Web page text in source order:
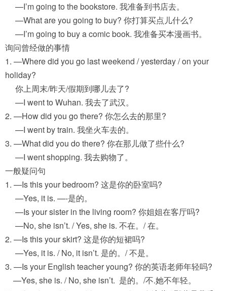
—I’m going to the bookstore. 我准备到书店去。
—What are you going to buy? 你打算买点儿什么?
—I’m going to buy a comic book. 我准备买本漫画书。
询问曾经做的事情
1. —Where did you go last weekend / yesterday / on your
holiday?
你上周末/昨天/假期到哪儿去了?
—I went to Wuhan. 我去了武汉。
2. —How did you go there? 你怎么去的那里?
—I went by train. 我坐火车去的。
3. —What did you do there? 你在那儿做了些什么?
—I went shopping. 我去购物了。
一般疑问句
1. —Is this your bedroom? 这是你的卧室吗?
—Yes, it is. —-是的。
—Is your sister in the living room? 你姐姐在客厅吗?
—No, she isn’t. / Yes, she is. 不在。/ 在。
2. —Is this your skirt? 这是你的短裙吗?
—Yes, it is. / No, it isn’t. 是的。/ 不是。
3. —Is your English teacher young? 你的英语老师年轻吗?
—Yes, she is. / No, she isn’t. 是的。/不.她不年轻。